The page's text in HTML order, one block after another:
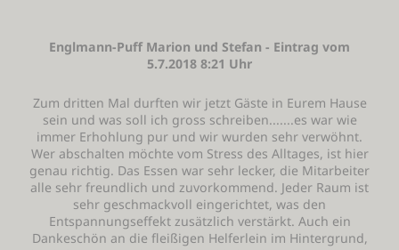
Englmann-Puff Marion und Stefan - Eintrag vom
5.7.2018 8:21 Uhr
Zum dritten Mal durften wir jetzt Gäste in Eurem Hause
sein und was soll ich gross schreiben.......es war wie
immer Erhohlung pur und wir wurden sehr verwöhnt.
Wer abschalten möchte vom Stress des Alltages, ist hier
genau richtig. Das Essen war sehr lecker, die Mitarbeiter
alle sehr freundlich und zuvorkommend. Jeder Raum ist
sehr geschmackvoll eingerichtet, was den
Entspannungseffekt zusätzlich verstärkt. Auch ein
Dankeschön an die fleißigen Helferlein im Hintergrund,